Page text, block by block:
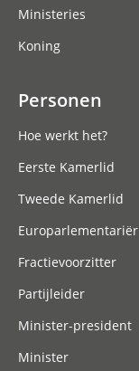
Ministeries
Koning
Personen
Hoe werkt het?
Eerste Kamerlid
Tweede Kamerlid
Europarlementariër
Fractievoorzitter
Partijleider
Minister-president
Minister